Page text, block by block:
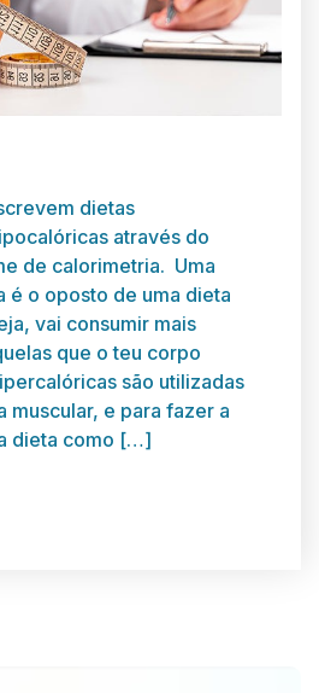
dietas
através do
de calorimetria. Uma
é o oposto de uma dieta
vai consumir mais
que o teu corpo
são utilizadas
muscular, e para fazer a
dieta como […]